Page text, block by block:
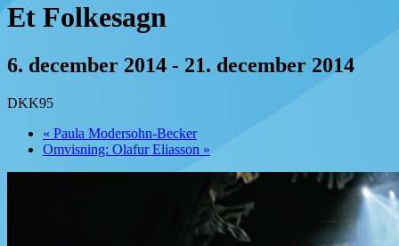
Et Folkesagn
6. december 2014 - 21. december 2014
DKK95
« Paula Modersohn-Becker
Omvisning: Olafur Eliasson »